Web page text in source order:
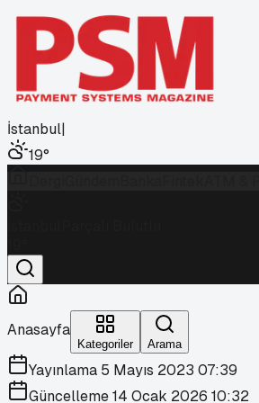
İstanbul|
19°
Anasayfa
Kategoriler Arama
Yayınlama 5 Mayıs 2023 07:39
Güncelleme14 Ocak 2026 10:32